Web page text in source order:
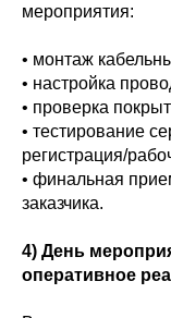
мероприятия:
• монтаж
• настройка
• проверка
• тестирование
регистрация/
• финальная
заказчика.
4) День
оперативное